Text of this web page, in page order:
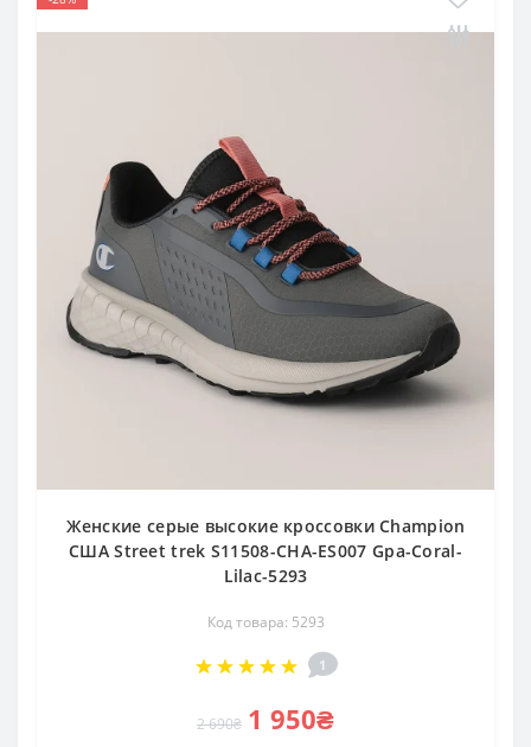
Женские серые высокие кроссовки Champion
США Street trek S11508-CHA-ES007 Gpa-Coral-
Lilac-5293
Код товара: 5293
1
2 690₴ 1 950₴